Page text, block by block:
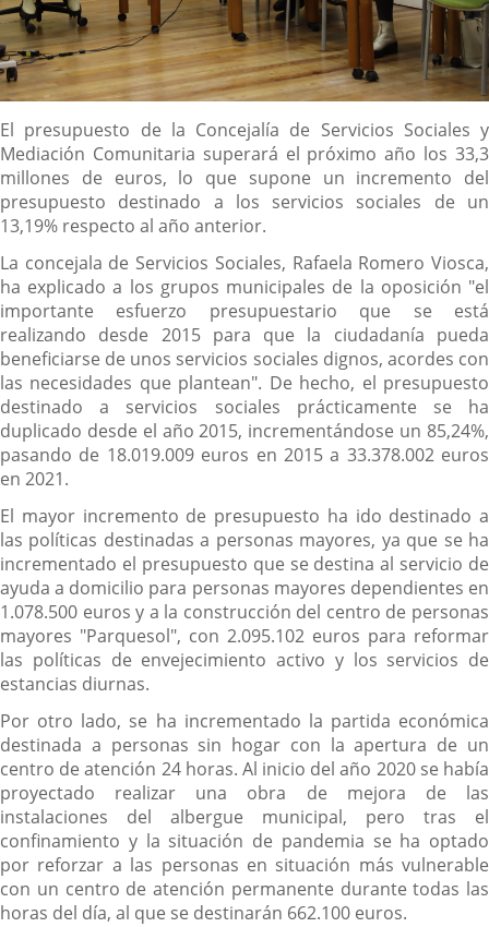
Descripción
El presupuesto de la Concejalía de Servicios Sociales y
Mediación Comunitaria superará el próximo año los 33,3
millones de euros, lo que supone un incremento del
presupuesto destinado a los servicios sociales de un
13,19% respecto al año anterior.
La concejala de Servicios Sociales, Rafaela Romero Viosca,
ha explicado a los grupos municipales de la oposición "el
importante esfuerzo presupuestario que se está
realizando desde 2015 para que la ciudadanía pueda
beneficiarse de unos servicios sociales dignos, acordes con
las necesidades que plantean". De hecho, el presupuesto
destinado a servicios sociales prácticamente se ha
duplicado desde el año 2015, incrementándose un 85,24%,
pasando de 18.019.009 euros en 2015 a 33.378.002 euros
en 2021.
El mayor incremento de presupuesto ha ido destinado a
las políticas destinadas a personas mayores, ya que se ha
incrementado el presupuesto que se destina al servicio de
ayuda a domicilio para personas mayores dependientes en
1.078.500 euros y a la construcción del centro de personas
mayores "Parquesol", con 2.095.102 euros para reformar
las políticas de envejecimiento activo y los servicios de
estancias diurnas.
Por otro lado, se ha incrementado la partida económica
destinada a personas sin hogar con la apertura de un
centro de atención 24 horas. Al inicio del año 2020 se había
proyectado realizar una obra de mejora de las
instalaciones del albergue municipal, pero tras el
confinamiento y la situación de pandemia se ha optado
por reforzar a las personas en situación más vulnerable
con un centro de atención permanente durante todas las
horas del día, al que se destinarán 662.100 euros.